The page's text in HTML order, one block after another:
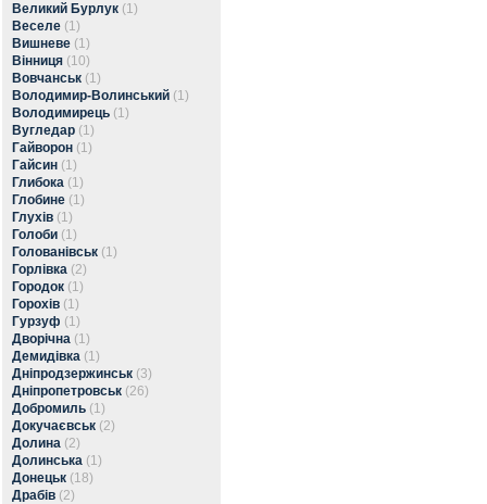
Великий Бурлук (1)
Веселе (1)
Вишневе (1)
Вінниця (10)
Вовчанськ (1)
Володимир-Волинський (1)
Володимирець (1)
Вугледар (1)
Гайворон (1)
Гайсин (1)
Глибока (1)
Глобине (1)
Глухів (1)
Голоби (1)
Голованівськ (1)
Горлівка (2)
Городок (1)
Горохів (1)
Гурзуф (1)
Дворічна (1)
Демидівка (1)
Дніпродзержинськ (3)
Дніпропетровськ (26)
Добромиль (1)
Докучаєвськ (2)
Долина (2)
Долинська (1)
Донецьк (18)
Драбів (2)